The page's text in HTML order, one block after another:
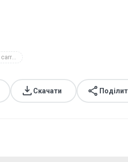
dj rony mix carretinha j.som
Скачати